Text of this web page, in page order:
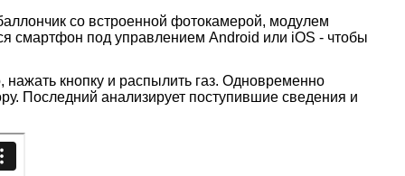
со встроенной фотокамерой, модулем
смартфон под управлением Android или iOS - чтобы
кнопку и распылить газ. Одновременно
Последний анализирует поступившие сведения и